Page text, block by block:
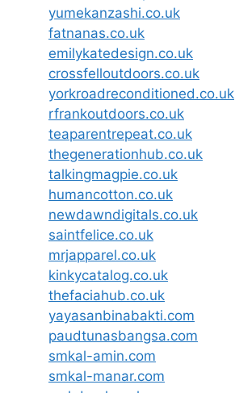
yumekanzashi.co.uk
fatnanas.co.uk
emilykatedesign.co.uk
crossfelloutdoors.co.uk
yorkroadreconditioned.co.uk
rfrankoutdoors.co.uk
teaparentrepeat.co.uk
thegenerationhub.co.uk
talkingmagpie.co.uk
humancotton.co.uk
newdawndigitals.co.uk
saintfelice.co.uk
mrjapparel.co.uk
kinkycatalog.co.uk
thefaciahub.co.uk
yayasanbinabakti.com
paudtunasbangsa.com
smkal-amin.com
smkal-manar.com